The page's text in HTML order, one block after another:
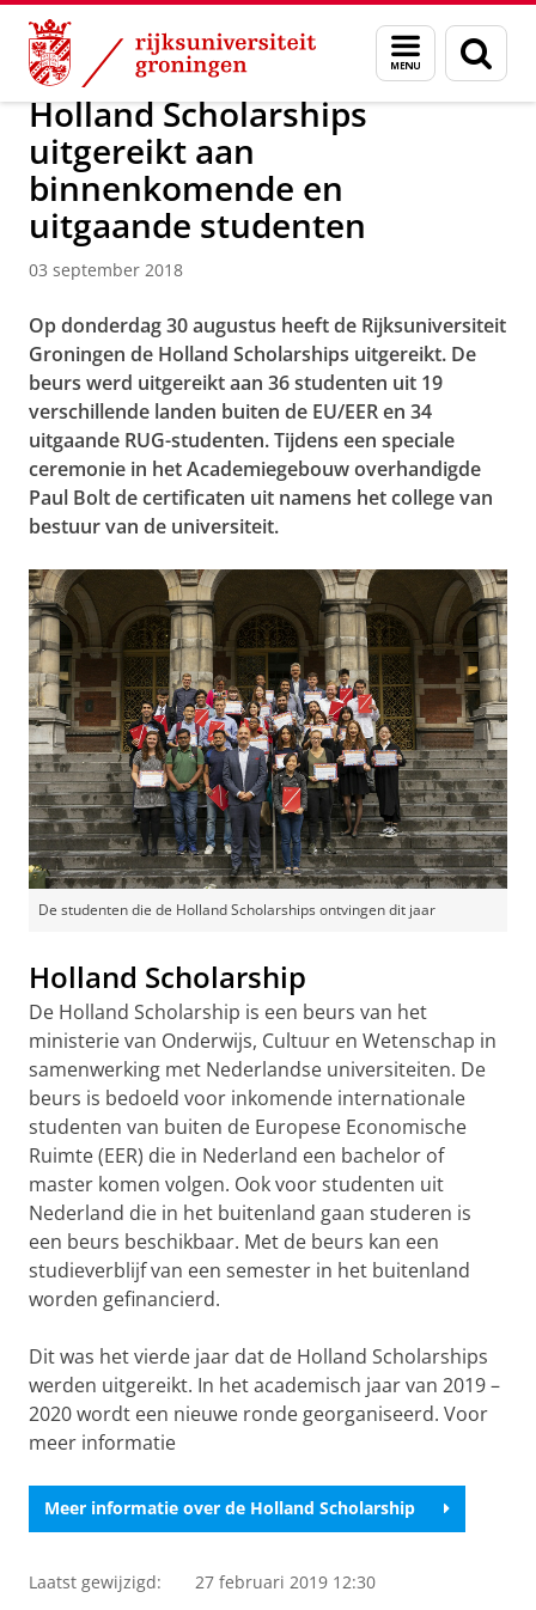
Skip
Content
Skip
Navigation
Menu
en
zoeken
Over ons Actueel Nieuws Nieuwsberichten
Holland Scholarships
uitgereikt aan
binnenkomende en
uitgaande studenten
03 september 2018
Op donderdag 30 augustus heeft de Rijksuniversiteit
Groningen de Holland Scholarships uitgereikt. De
beurs werd uitgereikt aan 36 studenten uit 19
verschillende landen buiten de EU/EER en 34
uitgaande RUG-studenten. Tijdens een speciale
ceremonie in het Academiegebouw overhandigde
Paul Bolt de certificaten uit namens het college van
bestuur van de universiteit.
De studenten die de Holland Scholarships ontvingen dit jaar
Holland Scholarship
De Holland Scholarship is een beurs van het
ministerie van Onderwijs, Cultuur en Wetenschap in
samenwerking met Nederlandse universiteiten. De
beurs is bedoeld voor inkomende internationale
studenten van buiten de Europese Economische
Ruimte (EER) die in Nederland een bachelor of
master komen volgen. Ook voor studenten uit
Nederland die in het buitenland gaan studeren is
een beurs beschikbaar. Met de beurs kan een
studieverblijf van een semester in het buitenland
worden gefinancierd.
Dit was het vierde jaar dat de Holland Scholarships
werden uitgereikt. In het academisch jaar van 2019 –
2020 wordt een nieuwe ronde georganiseerd. Voor
meer informatie
Meer informatie over de Holland Scholarship
Laatst gewijzigd: 27 februari 2019 12:30